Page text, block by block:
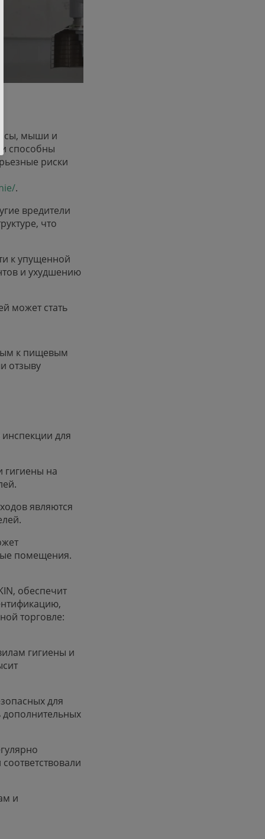
мыши и
способны
риски
.
вредители
что
к упущенной
и ухудшению
может стать
к пищевым
отзыву
для
гигиены на
являются
помещения.
обеспечит
торговле:
гигиены и
для
дополнительных
и